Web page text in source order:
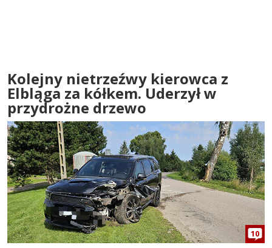
Kolejny nietrzeźwy kierowca z
Elbląga za kółkem. Uderzył w
przydrożne drzewo
10